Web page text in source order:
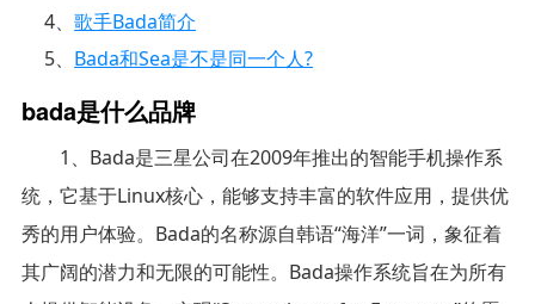
4、歌手Bada简介
5、 Bada和Sea是不是同一个人?
bada是什么品牌
1、Bada是三星公司在2009年推出的智能手机操作系
统，它基于Linux核心，能够支持丰富的软件应用，提供优
秀的用户体验。Bada的名称源自韩语“海洋”一词，象征着
其广阔的潜力和无限的可能性。Bada操作系统旨在为所有